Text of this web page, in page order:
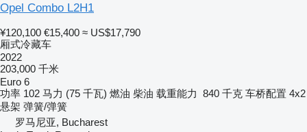
Opel Combo L2H1
¥120,100 €15,400 ≈ US$17,790
厢式冷藏车
2022
203,000 千米
Euro 6
功率 102 马力 (75 千瓦) 燃油 柴油 载重能力 840 千克 车桥配置 4x2
悬架 弹簧/弹簧
罗马尼亚, Bucharest